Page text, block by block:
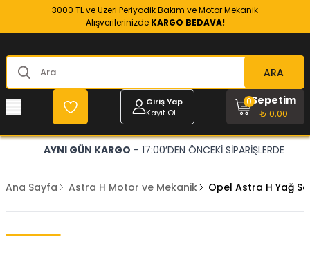
3000 TL ve Üzeri Periyodik Bakım ve Motor Mekanik
Alışverilerinizde KARGO BEDAVA!
ARA
Giriş Yap
Kayıt Ol
Sepetim
₺ 0,00
0
AYNI GÜN KARGO - 17:00’DEN ÖNCEKİ SİPARİŞLERDE
Ana Sayfa Astra H Motor ve Mekanik Opel Astra H Yağ